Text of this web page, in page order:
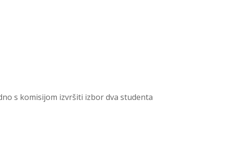
s komisijom izvršiti izbor dva studenta